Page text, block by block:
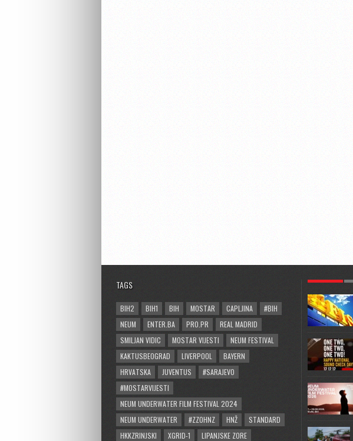
TAGS
BIH2 BIH1 BIH MOSTAR CAPLJINA
#BIH
NEUM
ENTER.BA PRO.PR
REAL MADRID
SMILJAN VIDIC
MOSTAR VIJESTI
NEUM FESTIVAL
KAKTUSBEOGRAD
LIVERPOOL
BAYERN
HRVATSKA
JUVENTUS
#SARAJEVO
#MOSTARVIJESTI
NEUM UNDERWATER FILM FESTIVAL 2024
NEUM UNDERWATER
#ZZOHNZ HNŽ
STANDARD
HKKZRINJSKI
XGRID-1 LIPANJSKE ZORE